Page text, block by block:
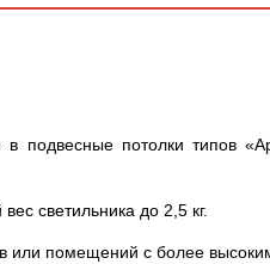
подвесные потолки типов
светильника до 2,5 кг.
или помещений с более